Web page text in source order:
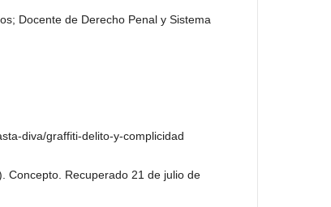
Docente de Derecho Penal y Sistema
diva/graffiti-delito-y-complicidad
Concepto. Recuperado 21 de julio de